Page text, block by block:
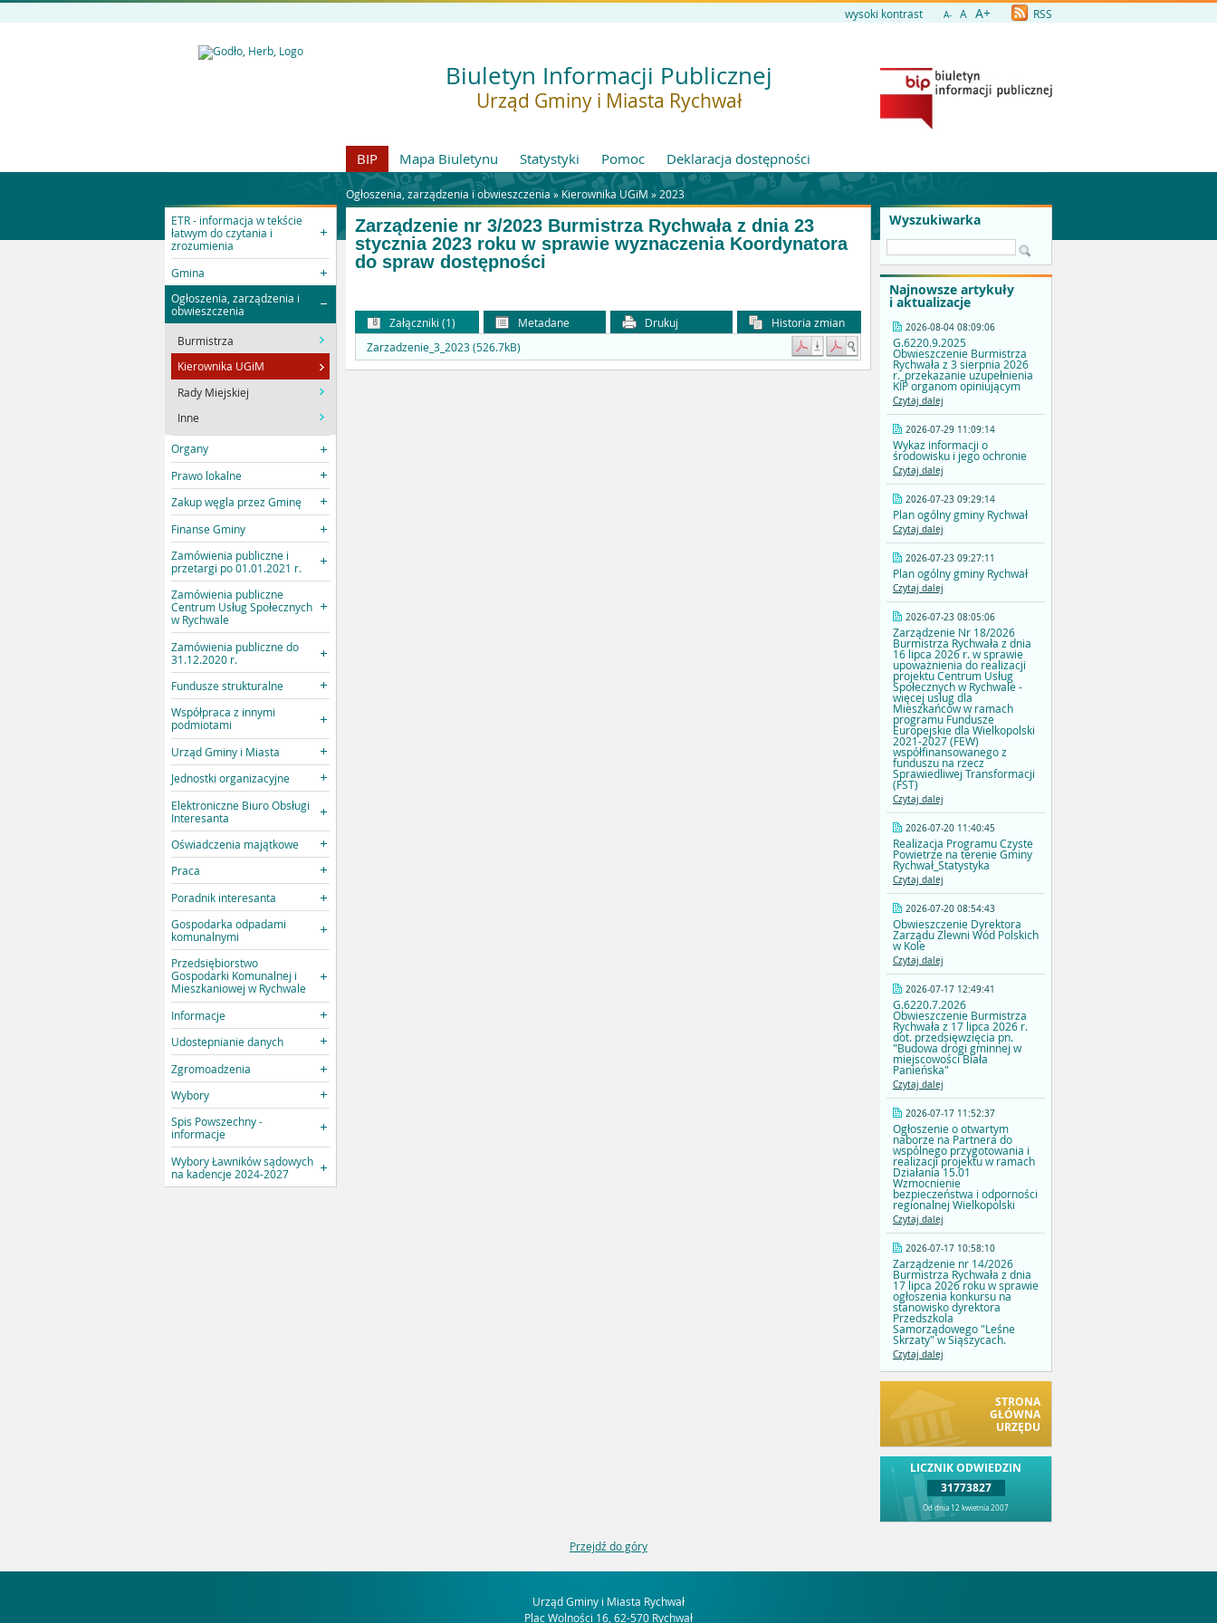
wysoki kontrast A- A A+ RSS
Biuletyn Informacji Publicznej
Urząd Gminy i Miasta Rychwał
BIP Mapa Biuletynu Statystyki Pomoc Deklaracja dostępności
Ogłoszenia, zarządzenia i obwieszczenia » Kierownika UGiM » 2023
ETR - informacja w tekście
łatwym do czytania i
zrozumienia
Gmina
Ogłoszenia, zarządzenia i
obwieszczenia
Burmistrza
Kierownika UGiM
Rady Miejskiej
Inne
Organy
Prawo lokalne
Zakup węgla przez Gminę
Finanse Gminy
Zamówienia publiczne i
przetargi po 01.01.2021 r.
Zamówienia publiczne
Centrum Usług Społecznych
w Rychwale
Zamówienia publiczne do
31.12.2020 r.
Fundusze strukturalne
Współpraca z innymi
podmiotami
Urząd Gminy i Miasta
Jednostki organizacyjne
Elektroniczne Biuro Obsługi
Interesanta
Oświadczenia majątkowe
Praca
Poradnik interesanta
Gospodarka odpadami
komunalnymi
Przedsiębiorstwo
Gospodarki Komunalnej i
Mieszkaniowej w Rychwale
Informacje
Udostepnianie danych
Zgromoadzenia
Wybory
Spis Powszechny -
informacje
Wybory Ławników sądowych
na kadencje 2024-2027
Wyszukiwarka
Najnowsze artykuły
i aktualizacje
2026-08-04 08:09:06
G.6220.9.2025
Obwieszczenie Burmistrza
Rychwała z 3 sierpnia 2026
r._przekazanie uzupełnienia
KIP organom opiniującym
Czytaj dalej
2026-07-29 11:09:14
Wykaz informacji o
środowisku i jego ochronie
Czytaj dalej
2026-07-23 09:29:14
Plan ogólny gminy Rychwał
Czytaj dalej
2026-07-23 09:27:11
Plan ogólny gminy Rychwał
Czytaj dalej
2026-07-23 08:05:06
Zarządzenie Nr 18/2026
Burmistrza Rychwała z dnia
16 lipca 2026 r. w sprawie
upoważnienia do realizacji
projektu Centrum Usług
Społecznych w Rychwale -
więcej uslug dla
Mieszkańców w ramach
programu Fundusze
Europejskie dla Wielkopolski
2021-2027 (FEW)
współfinansowanego z
funduszu na rzecz
Sprawiedliwej Transformacji
(FST)
Czytaj dalej
2026-07-20 11:40:45
Realizacja Programu Czyste
Powietrze na terenie Gminy
Rychwał_Statystyka
Czytaj dalej
2026-07-20 08:54:43
Obwieszczenie Dyrektora
Zarządu Zlewni Wód Polskich
w Kole
Czytaj dalej
2026-07-17 12:49:41
G.6220.7.2026
Obwieszczenie Burmistrza
Rychwała z 17 lipca 2026 r.
dot. przedsięwzięcia pn.
"Budowa drogi gminnej w
miejscowości Biała
Panieńska"
Czytaj dalej
2026-07-17 11:52:37
Ogłoszenie o otwartym
naborze na Partnera do
wspólnego przygotowania i
realizacji projektu w ramach
Działania 15.01
Wzmocnienie
bezpieczeństwa i odporności
regionalnej Wielkopolski
Czytaj dalej
2026-07-17 10:58:10
Zarządzenie nr 14/2026
Burmistrza Rychwała z dnia
17 lipca 2026 roku w sprawie
ogłoszenia konkursu na
stanowisko dyrektora
Przedszkola
Samorządowego "Leśne
Skrzaty" w Siąszycach.
Czytaj dalej
STRONA
GŁÓWNA
URZĘDU
LICZNIK ODWIEDZIN
31773827
Od dnia 12 kwietnia 2007
Zarządzenie nr 3/2023 Burmistrza Rychwała z dnia 23
stycznia 2023 roku w sprawie wyznaczenia Koordynatora
do spraw dostępności
Załączniki (1) Metadane Drukuj
Historia zmian
Zarzadzenie_3_2023 (526.7kB)
Przejdź do góry
Urząd Gminy i Miasta Rychwał
Plac Wolności 16, 62-570 Rychwał